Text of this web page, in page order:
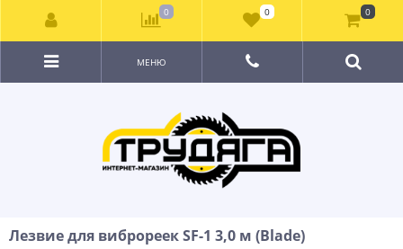
МЕНЮ
Лезвие для виброреек SF-1 3,0 м (Blade)
0 0 0